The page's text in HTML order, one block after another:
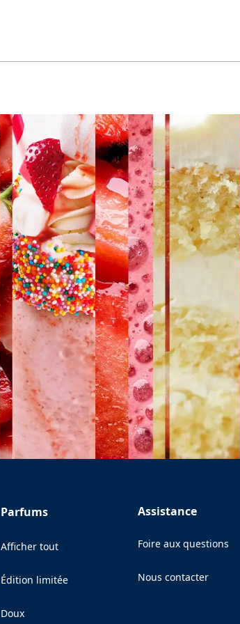
Parfums
Afficher tout
Édition limitée
Doux
Assistance
Foire aux questions
Nous contacter
(Opens in a new tab)